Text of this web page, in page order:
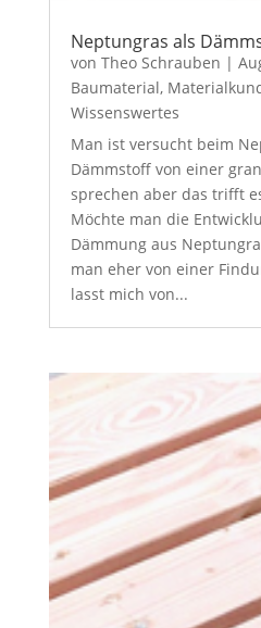
Neptungras als
von Theo Schrauben |
Baumaterial,
Wissenswertes
Man ist versucht beim
Dämmstoff von einer
sprechen aber das trifft
Möchte man die
Dämmung aus
man eher von einer
lasst mich von...